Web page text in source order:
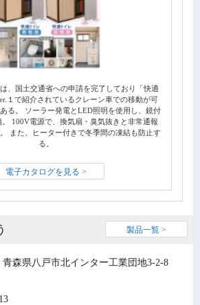
、国土交通省への申請を完了しており「快適
１で紹介されているクレーン車での移動が可
る。 ソーラー発電とLED照明を使用し、鏡付
。 100V電源で、換気扇・臭気抜きと非常通報
また、ヒーター付きで冬季間の凍結も防止す
る。
電子カタログを見る >
製品一覧 >
青森県八戸市北インター工業団地3-2-8